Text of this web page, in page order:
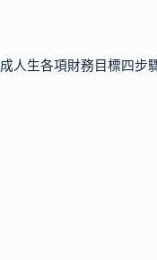
人生各項財務目標四步